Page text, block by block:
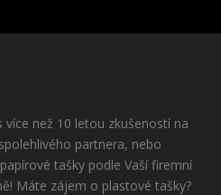
více než 10 letou zkušeností na
partnera, nebo
tašky podle Vaší firemní
Máte zájem o plastové tašky?